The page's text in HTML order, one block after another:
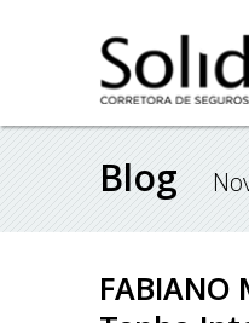
Blog
FABIANO